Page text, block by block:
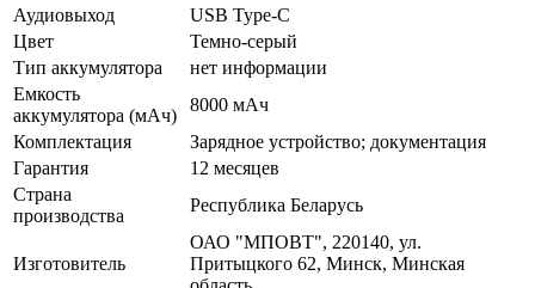
Аудиовыход
USB Type-C
Цвет
Темно-серый
Тип аккумулятора
нет информации
Емкость
аккумулятора (мАч)
8000 мАч
Комплектация
Зарядное устройство; документация
Гарантия
12 месяцев
Страна
производства
Республика Беларусь
Изготовитель
ОАО "МПОВТ", 220140, ул.
Притыцкого 62, Минск, Минская